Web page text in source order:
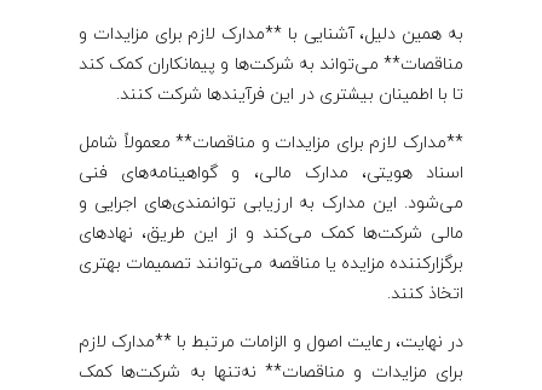
ص
به همین دلیل، آشنایی با **مدارک لازم برای مزایدات و
مناقصات** می‌تواند به شرکت‌ها و پیمانکاران کمک کند
تا با اطمینان بیشتری در این فرآیندها شرکت کنند.
**مدارک لازم برای مزایدات و مناقصات** معمولاً شامل
اسناد هویتی، مدارک مالی، و گواهینامه‌های فنی
می‌شود. این مدارک به ارزیابی توانمندی‌های اجرایی و
مالی شرکت‌ها کمک می‌کند و از این طریق، نهادهای
برگزارکننده مزایده یا مناقصه می‌توانند تصمیمات بهتری
اتخاذ کنند.
در نهایت، رعایت اصول و الزامات مرتبط با **مدارک لازم
برای مزایدات و مناقصات** نه‌تنها به شرکت‌ها کمک